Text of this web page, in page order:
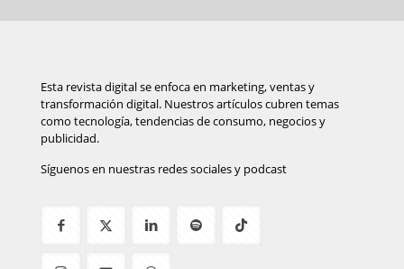
Esta revista digital se enfoca en marketing, ventas y
transformación digital. Nuestros artículos cubren temas
como tecnología, tendencias de consumo, negocios y
publicidad.
Síguenos en nuestras redes sociales y podcast